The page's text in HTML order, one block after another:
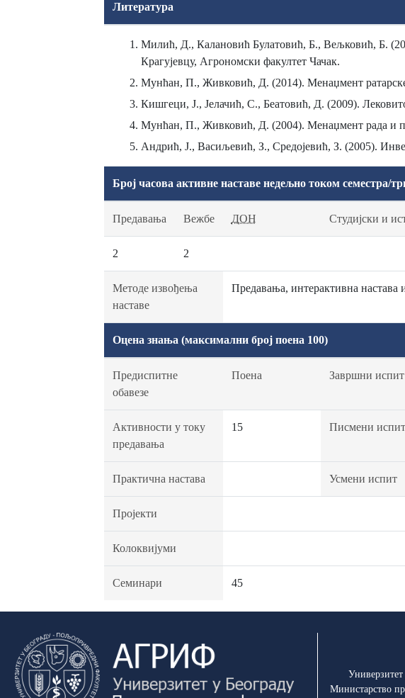
Литература
Милић, Д., Калановић Булатовић, Б., Вељковић, Б.
Крагујевцу, Агрономски факултет Чачак.
Мунћан, П., Живковић, Д. (2014). Менаџмент
Кишгеци, Ј., Јелачић, С., Беатовић, Д. (2009).
Мунћан, П., Живковић, Д. (2004). Менаџмент рада и
Андрић, Ј., Васиљевић, З., Средојевић, З. (2005).
Број часова активне наставе недељно током семестра/
Предавања Вежбе ДОН Студијски и
2 2
Методе извођења
наставе
Предавања, интерактивна настава
Оцена знања (максимални број поена 100)
Предиспитне
обавезе
Поена Завршни испит
Активности у току
предавања
15 Писмени испит
Практична настава Усмени испит
Пројекти
Колоквијуми
Семинари 45
Универзитет
Министарство